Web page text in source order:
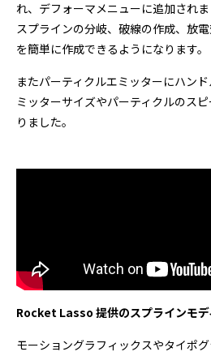
れ、デフォーマメニューに追加されま
スプラインの分岐、破線の作成、放
を簡単に作成できるようになります。
またパーティクルエミッターにハン
ミッターサイズやパーティクルのス
りました。
Rocket Lasso 提供のスプラインモ
モーショングラフィックスやタイポ